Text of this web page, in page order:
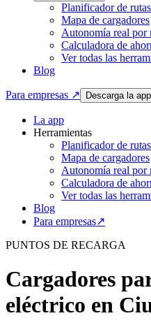
Planificador de rutas
Mapa de cargadores
Autonomía real por
Calculadora de
Ver todas las
Blog
Para empresas ↗ Descarga la app
La app
Herramientas
Planificador de rutas
Mapa de cargadores
Autonomía real por
Calculadora de
Ver todas las
Blog
Para empresas↗
PUNTOS DE RECARGA
Cargadores
eléctrico en